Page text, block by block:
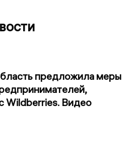
предложила меры
Wildberries. Видео